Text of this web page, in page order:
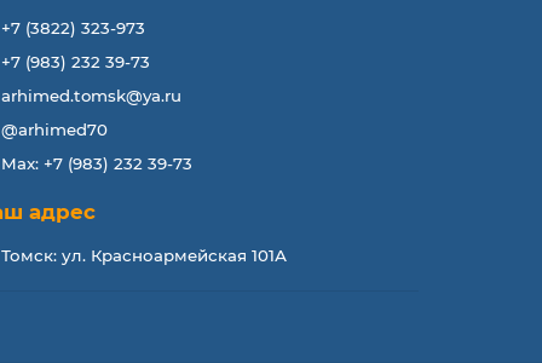
+7 (3822) 323-973
+7 (983) 232 39-73
arhimed.tomsk@ya.ru
@arhimed70
Max: +7 (983) 232 39-73
адрес
Томск: ул. Красноармейская 101А